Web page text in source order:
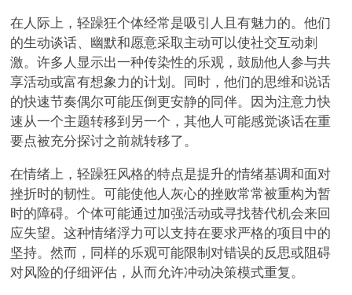
在人际上，轻躁狂个体经常是吸引人且有魅力的。他们
的生动谈话、幽默和愿意采取主动可以使社交互动刺
激。许多人显示出一种传染性的乐观，鼓励他人参与共
享活动或富有想象力的计划。同时，他们的思维和说话
的快速节奏偶尔可能压倒更安静的同伴。因为注意力快
速从一个主题转移到另一个，其他人可能感觉谈话在重
要点被充分探讨之前就转移了。
在情绪上，轻躁狂风格的特点是提升的情绪基调和面对
挫折时的韧性。可能使他人灰心的挫败常常被重构为暂
时的障碍。个体可能通过加强活动或寻找替代机会来回
应失望。这种情绪浮力可以支持在要求严格的项目中的
坚持。然而，同样的乐观可能限制对错误的反思或阻碍
对风险的仔细评估，从而允许冲动决策模式重复。